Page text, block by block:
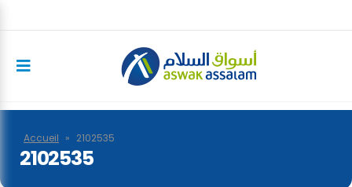
Accueil » 2102535
2102535